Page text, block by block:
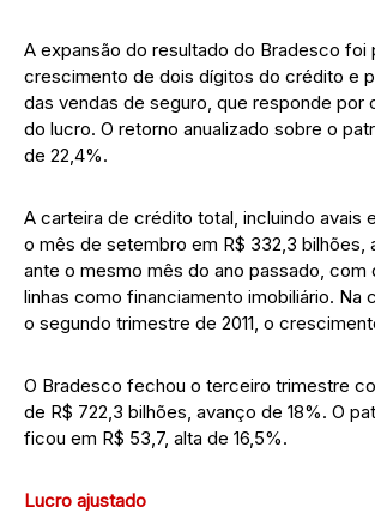
A expansão do resultado do Bradesco foi
crescimento de dois dígitos do crédito e
das vendas de seguro, que responde por
do lucro. O retorno anualizado sobre o
de 22,4%.
A carteira de crédito total, incluindo avais
o mês de setembro em R$ 332,3 bilhões,
ante o mesmo mês do ano passado, com
linhas como financiamento imobiliário. Na
o segundo trimestre de 2011, o
O Bradesco fechou o terceiro trimestre
de R$ 722,3 bilhões, avanço de 18%. O
ficou em R$ 53,7, alta de 16,5%.
Lucro ajustado